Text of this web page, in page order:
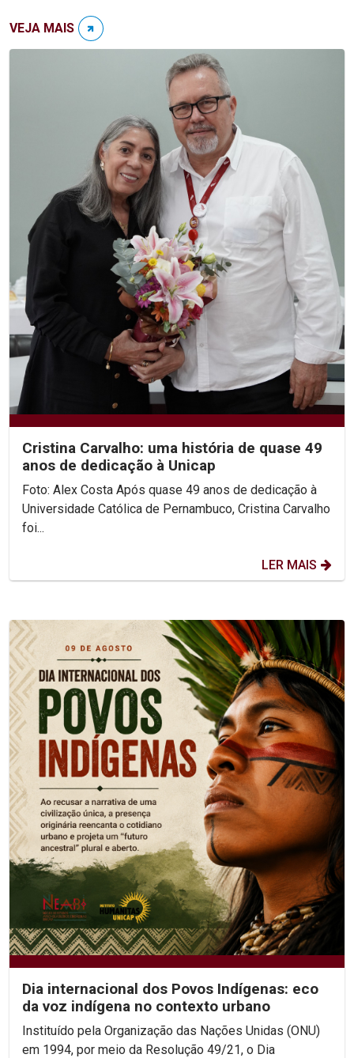
VEJA MAIS
Cristina Carvalho: uma história de quase 49
anos de dedicação à Unicap
Foto: Alex Costa Após quase 49 anos de dedicação à
Universidade Católica de Pernambuco, Cristina Carvalho
foi...
LER MAIS
Dia internacional dos Povos Indígenas: eco
da voz indígena no contexto urbano
Instituído pela Organização das Nações Unidas (ONU)
em 1994, por meio da Resolução 49/21, o Dia